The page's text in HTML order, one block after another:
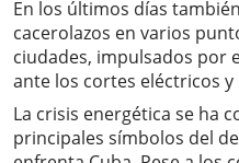
En los últimos días
cacerolazos en varios
ciudades, impulsados por
ante los cortes eléctricos y
La crisis energética se ha
principales símbolos del